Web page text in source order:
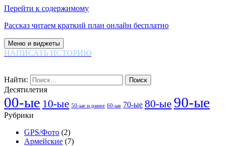
Перейти к содержимому
Рассказ читаем краткий план онлайн бесплатно
Меню и виджеты
НАПИСАТЬ ИСТОРИЮ
Найти:
Десятилетия
00-ые 10-ые 50-ые и ранее 60-ые 70-ые 80-ые 90-ые
Рубрики
GPS/Фото (2)
Армейские (7)